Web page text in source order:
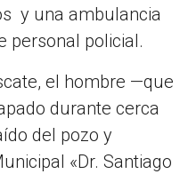
y una ambulancia
personal policial.
el hombre —que
durante cerca
del pozo y
«Dr. Santiago